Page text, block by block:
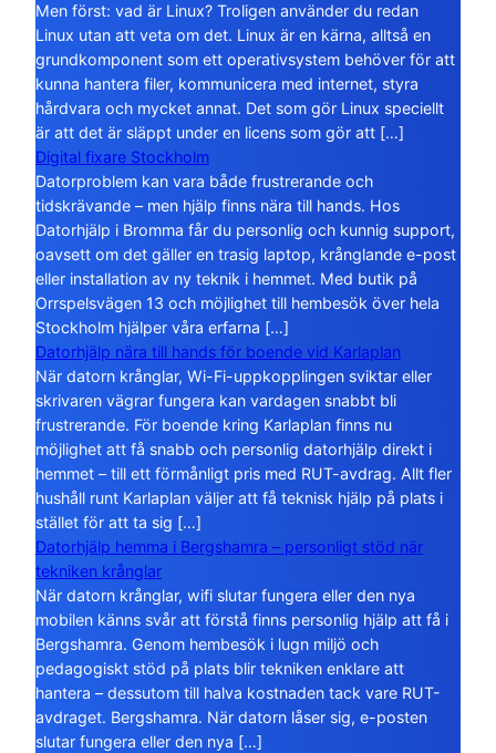
Men först: vad är Linux? Troligen använder du redan
Linux utan att veta om det. Linux är en kärna, alltså en
grundkomponent som ett operativsystem behöver för att
kunna hantera filer, kommunicera med internet, styra
hårdvara och mycket annat. Det som gör Linux speciellt
är att det är släppt under en licens som gör att […]
Digital fixare Stockholm
Datorproblem kan vara både frustrerande och
tidskrävande – men hjälp finns nära till hands. Hos
Datorhjälp i Bromma får du personlig och kunnig support,
oavsett om det gäller en trasig laptop, krånglande e-post
eller installation av ny teknik i hemmet. Med butik på
Orrspelsvägen 13 och möjlighet till hembesök över hela
Stockholm hjälper våra erfarna […]
Datorhjälp nära till hands för boende vid Karlaplan
När datorn krånglar, Wi-Fi-uppkopplingen sviktar eller
skrivaren vägrar fungera kan vardagen snabbt bli
frustrerande. För boende kring Karlaplan finns nu
möjlighet att få snabb och personlig datorhjälp direkt i
hemmet – till ett förmånligt pris med RUT-avdrag. Allt fler
hushåll runt Karlaplan väljer att få teknisk hjälp på plats i
stället för att ta sig […]
Datorhjälp hemma i Bergshamra – personligt stöd när
tekniken krånglar
När datorn krånglar, wifi slutar fungera eller den nya
mobilen känns svår att förstå finns personlig hjälp att få i
Bergshamra. Genom hembesök i lugn miljö och
pedagogiskt stöd på plats blir tekniken enklare att
hantera – dessutom till halva kostnaden tack vare RUT-
avdraget. Bergshamra. När datorn låser sig, e-posten
slutar fungera eller den nya […]